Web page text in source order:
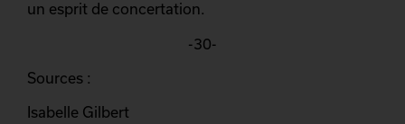
un esprit de concertation.
-30-
Sources :
Isabelle Gilbert